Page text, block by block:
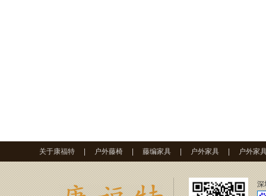
关于康福特 户外藤椅 藤编家具 户外家具 户外家
深